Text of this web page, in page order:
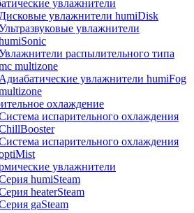
увлажнители
Дисковые увлажнители humiDisk
увлажнители
распылительного типа
multizone
Адиабатические увлажнители humiFog
охлаждение
испарительного охлаждения
испарительного охлаждения
увлажнители
humiSteam
heaterSteam
gaSteam